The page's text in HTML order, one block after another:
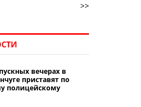
>>
вечерах в
приставят по
полицейскому